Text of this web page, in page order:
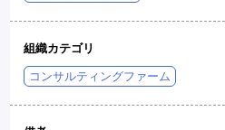
組織カテゴリ
コンサルティングファーム